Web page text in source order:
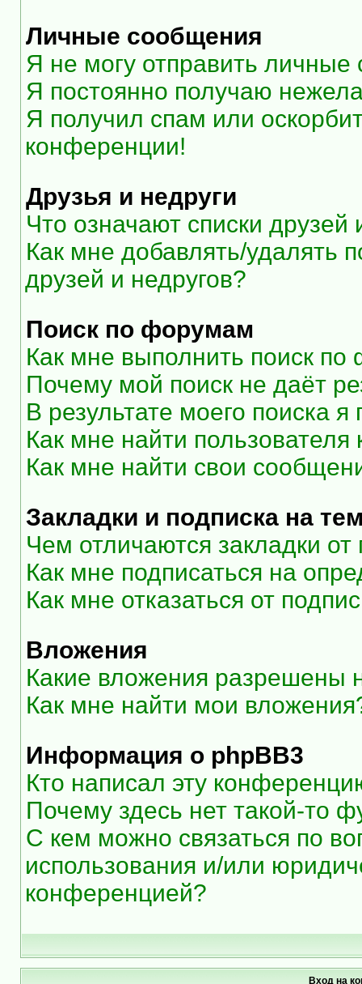
Личные сообщения
Я не могу отправить
Я постоянно получаю
Я получил спам или
конференции!
Друзья и недруги
Что означают списки друзей
Как мне добавлять/удалять
друзей и недругов?
Поиск по форумам
Как мне выполнить поиск
Почему мой поиск не даёт
В результате моего поиска
Как мне найти
Как мне найти свои
Закладки и подписка на
Чем отличаются закладки от
Как мне подписаться на
Как мне отказаться от
Вложения
Какие вложения разрешены
Как мне найти мои
Информация о phpBB3
Кто написал эту
Почему здесь нет такой-то
С кем можно связаться по
использования и/или
конференцией?
Вход на